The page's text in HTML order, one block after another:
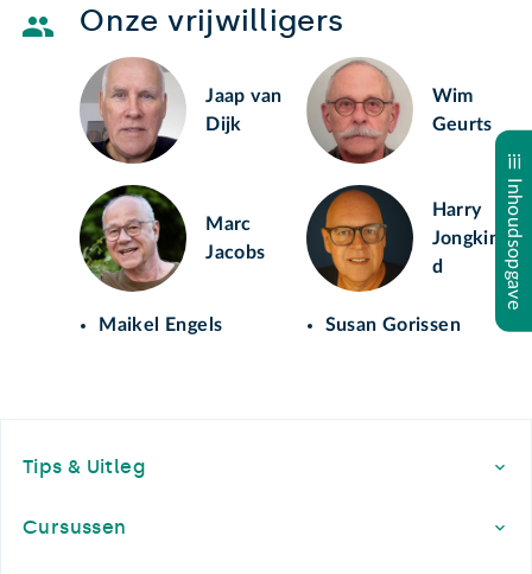
Inhoudsopgave
Onze vrijwilligers
Jaap van
Dijk
Wim
Geurts
Marc
Jacobs
Harry
Jongkin
d
Maikel Engels Susan Gorissen
Tips & Uitleg
Cursussen